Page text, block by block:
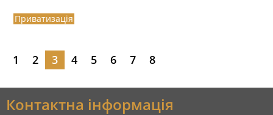
Приватизація
1 2 3 4 5 6 7 8
Контактна інформація